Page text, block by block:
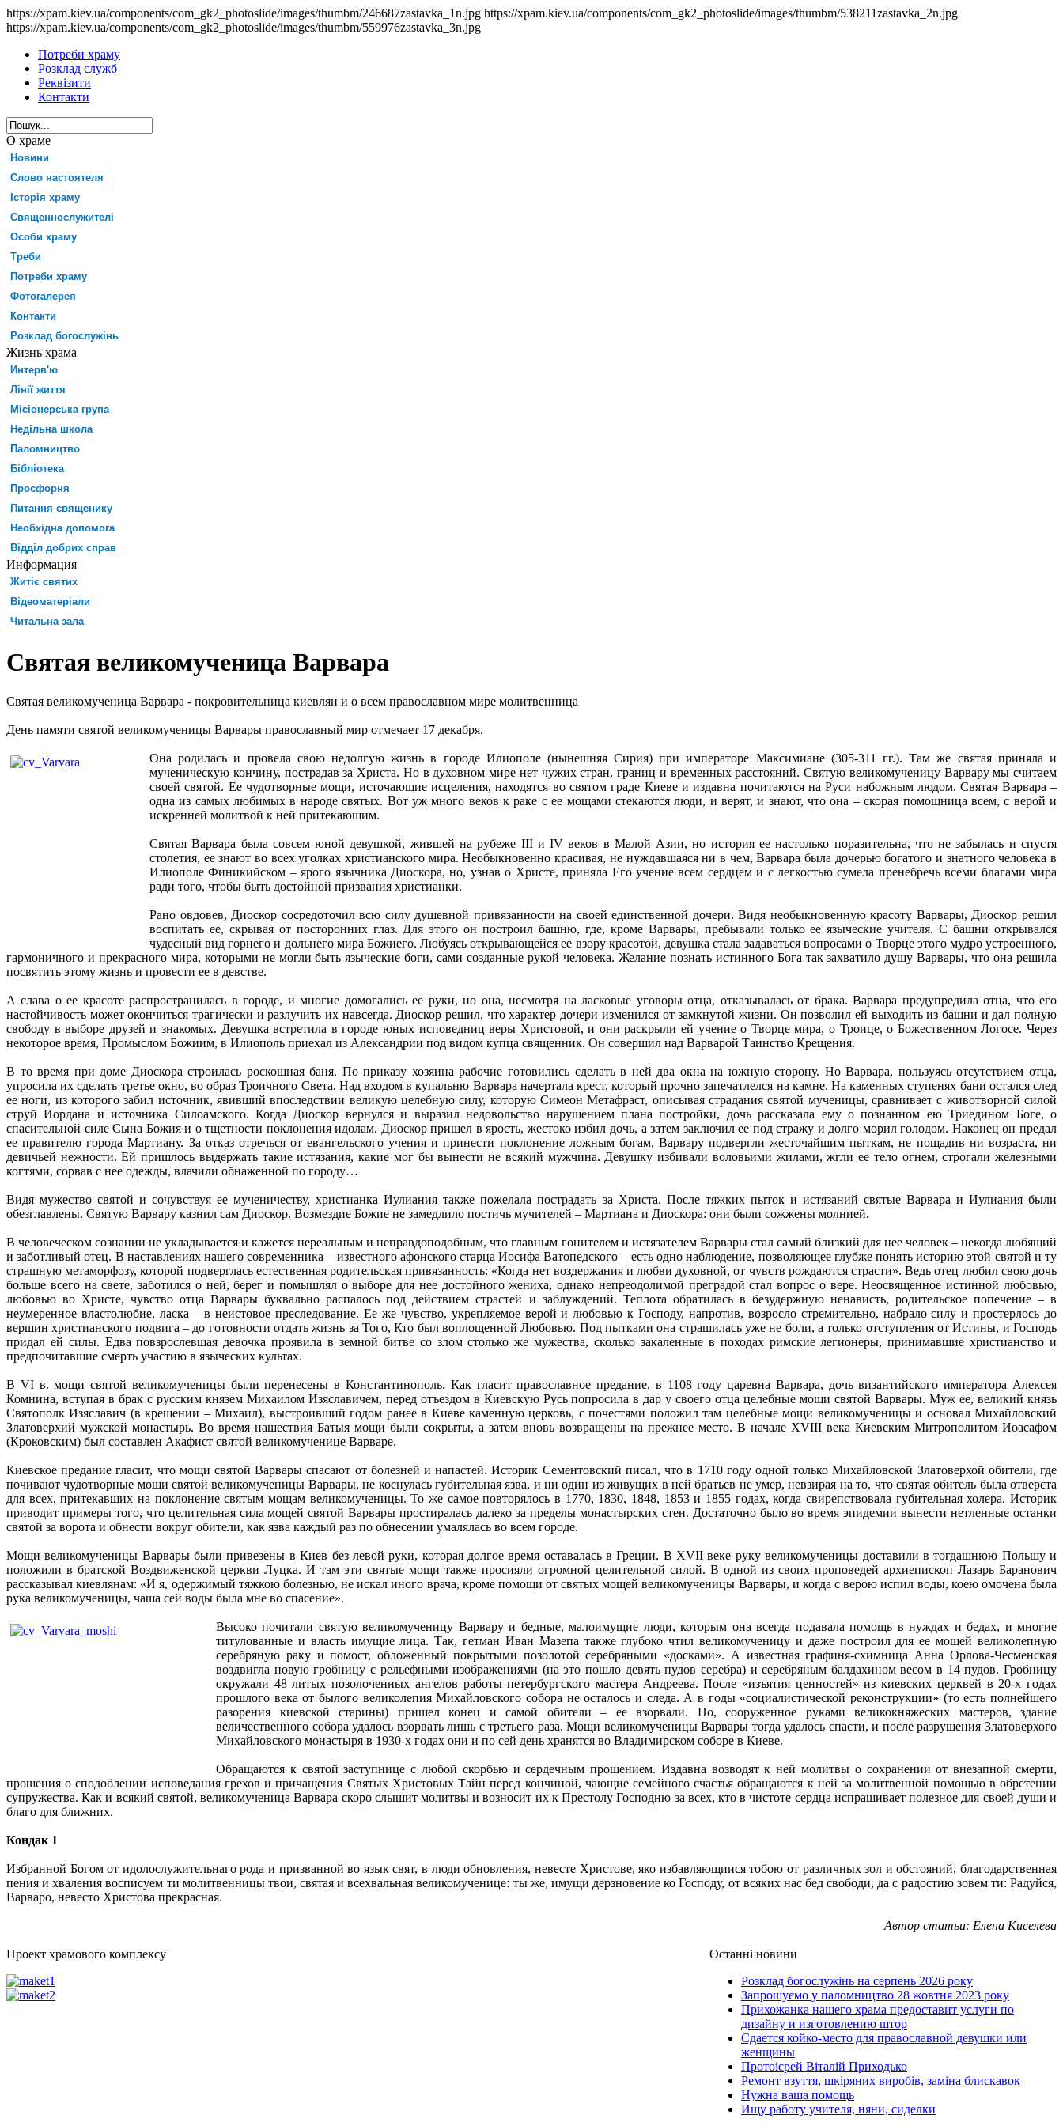
https://xpam.kiev.ua/components/com_gk2_photoslide/images/thumbm/246687zastavka_1n.jpg https://xpam.kiev.ua/components/com_gk2_photoslide/images/thumbm/538211zastavka_2n.jpg
https://xpam.kiev.ua/components/com_gk2_photoslide/images/thumbm/559976zastavka_3n.jpg
Потреби храму
Розклад служб
Реквізити
Контакти
О храме
Новини
Слово настоятеля
Історія храму
Священнослужителі
Особи храму
Треби
Потреби храму
Фотогалерея
Контакти
Розклад богослужінь
Жизнь храма
Интерв'ю
Лінії життя
Місіонерська група
Недільна школа
Паломництво
Бібліотека
Просфорня
Питання священику
Необхідна допомога
Відділ добрих справ
Информация
Житіє святих
Відеоматеріали
Читальна зала
Святая великомученица Варвара
Святая великомученица Варвара - покровительница киевлян и о всем православном мире молитвенница
День памяти святой великомученицы Варвары православный мир отмечает 17 декабря.
Она родилась и провела свою недолгую жизнь в городе Илиополе (нынешняя Сирия) при императоре Максимиане (305-311 гг.). Там же святая приняла и
мученическую кончину, пострадав за Христа. Но в духовном мире нет чужих стран, границ и временных расстояний. Святую великомученицу Варвару мы считаем
своей святой. Ее чудотворные мощи, источающие исцеления, находятся во святом граде Киеве и издавна почитаются на Руси набожным людом. Святая Варвара –
одна из самых любимых в народе святых. Вот уж много веков к раке с ее мощами стекаются люди, и верят, и знают, что она – скорая помощница всем, с верой и
искренней молитвой к ней притекающим.
Святая Варвара была совсем юной девушкой, жившей на рубеже III и IV веков в Малой Азии, но история ее настолько поразительна, что не забылась и спустя
столетия, ее знают во всех уголках христианского мира. Необыкновенно красивая, не нуждавшаяся ни в чем, Варвара была дочерью богатого и знатного человека в
Илиополе Финикийском – ярого язычника Диоскора, но, узнав о Христе, приняла Его учение всем сердцем и с легкостью сумела пренебречь всеми благами мира
ради того, чтобы быть достойной призвания христианки.
Рано овдовев, Диоскор сосредоточил всю силу душевной привязанности на своей единственной дочери. Видя необыкновенную красоту Варвары, Диоскор решил
воспитать ее, скрывая от посторонних глаз. Для этого он построил башню, где, кроме Варвары, пребывали только ее языческие учителя. С башни открывался
чудесный вид горнего и дольнего мира Божиего. Любуясь открывающейся ее взору красотой, девушка стала задаваться вопросами о Творце этого мудро устроенного,
гармоничного и прекрасного мира, которыми не могли быть языческие боги, сами созданные рукой человека. Желание познать истинного Бога так захватило душу Варвары, что она решила
посвятить этому жизнь и провести ее в девстве.
А слава о ее красоте распространилась в городе, и многие домогались ее руки, но она, несмотря на ласковые уговоры отца, отказывалась от брака. Варвара предупредила отца, что его
настойчивость может окончиться трагически и разлучить их навсегда. Диоскор решил, что характер дочери изменился от замкнутой жизни. Он позволил ей выходить из башни и дал полную
свободу в выборе друзей и знакомых. Девушка встретила в городе юных исповедниц веры Христовой, и они раскрыли ей учение о Творце мира, о Троице, о Божественном Логосе. Через
некоторое время, Промыслом Божиим, в Илиополь приехал из Александрии под видом купца священник. Он совершил над Варварой Таинство Крещения.
В то время при доме Диоскора строилась роскошная баня. По приказу хозяина рабочие готовились сделать в ней два окна на южную сторону. Но Варвара, пользуясь отсутствием отца,
упросила их сделать третье окно, во образ Троичного Света. Над входом в купальню Варвара начертала крест, который прочно запечатлелся на камне. На каменных ступенях бани остался след
ее ноги, из которого забил источник, явивший впоследствии великую целебную силу, которую Симеон Метафраст, описывая страдания святой мученицы, сравнивает с животворной силой
струй Иордана и источника Силоамского. Когда Диоскор вернулся и выразил недовольство нарушением плана постройки, дочь рассказала ему о познанном ею Триедином Боге, о
спасительной силе Сына Божия и о тщетности поклонения идолам. Диоскор пришел в ярость, жестоко избил дочь, а затем заключил ее под стражу и долго морил голодом. Наконец он предал
ее правителю города Мартиану. За отказ отречься от евангельского учения и принести поклонение ложным богам, Варвару подвергли жесточайшим пыткам, не пощадив ни возраста, ни
девичьей нежности. Ей пришлось выдержать такие истязания, какие мог бы вынести не всякий мужчина. Девушку избивали воловьими жилами, жгли ее тело огнем, строгали железными
когтями, сорвав с нее одежды, влачили обнаженной по городу…
Видя мужество святой и сочувствуя ее мученичеству, христианка Иулиания также пожелала пострадать за Христа. После тяжких пыток и истязаний святые Варвара и Иулиания были
обезглавлены. Святую Варвару казнил сам Диоскор. Возмездие Божие не замедлило постичь мучителей – Мартиана и Диоскора: они были сожжены молнией.
В человеческом сознании не укладывается и кажется нереальным и неправдоподобным, что главным гонителем и истязателем Варвары стал самый близкий для нее человек – некогда любящий
и заботливый отец. В наставлениях нашего современника – известного афонского старца Иосифа Ватопедского – есть одно наблюдение, позволяющее глубже понять историю этой святой и ту
страшную метаморфозу, которой подверглась естественная родительская привязанность: «Когда нет воздержания и любви духовной, от чувств рождаются страсти». Ведь отец любил свою дочь
больше всего на свете, заботился о ней, берег и помышлял о выборе для нее достойного жениха, однако непреодолимой преградой стал вопрос о вере. Неосвященное истинной любовью,
любовью во Христе, чувство отца Варвары буквально распалось под действием страстей и заблуждений. Теплота обратилась в безудержную ненависть, родительское попечение – в
неумеренное властолюбие, ласка – в неистовое преследование. Ее же чувство, укрепляемое верой и любовью к Господу, напротив, возросло стремительно, набрало силу и простерлось до
вершин христианского подвига – до готовности отдать жизнь за Того, Кто был воплощенной Любовью. Под пытками она страшилась уже не боли, а только отступления от Истины, и Господь
придал ей силы. Едва повзрослевшая девочка проявила в земной битве со злом столько же мужества, сколько закаленные в походах римские легионеры, принимавшие христианство и
предпочитавшие смерть участию в языческих культах.
В VI в. мощи святой великомученицы были перенесены в Константинополь. Как гласит православное предание, в 1108 году царевна Варвара, дочь византийского императора Алексея
Комнина, вступая в брак с русским князем Михаилом Изяславичем, перед отъездом в Киевскую Русь попросила в дар у своего отца целебные мощи святой Варвары. Муж ее, великий князь
Святополк Изяславич (в крещении – Михаил), выстроивший годом ранее в Киеве каменную церковь, с почестями положил там целебные мощи великомученицы и основал Михайловский
Златоверхий мужской монастырь. Во время нашествия Батыя мощи были сокрыты, а затем вновь возвращены на прежнее место. В начале XVIII века Киевским Митрополитом Иоасафом
(Кроковским) был составлен Акафист святой великомученице Варваре.
Киевское предание гласит, что мощи святой Варвары спасают от болезней и напастей. Историк Сементовский писал, что в 1710 году одной только Михайловской Златоверхой обители, где
почивают чудотворные мощи святой великомученицы Варвары, не коснулась губительная язва, и ни один из живущих в ней братьев не умер, невзирая на то, что святая обитель была отверста
для всех, притекавших на поклонение святым мощам великомученицы. То же самое повторялось в 1770, 1830, 1848, 1853 и 1855 годах, когда свирепствовала губительная холера. Историк
приводит примеры того, что целительная сила мощей святой Варвары простиралась далеко за пределы монастырских стен. Достаточно было во время эпидемии вынести нетленные останки
святой за ворота и обнести вокруг обители, как язва каждый раз по обнесении умалялась во всем городе.
Мощи великомученицы Варвары были привезены в Киев без левой руки, которая долгое время оставалась в Греции. В XVII веке руку великомученицы доставили в тогдашнюю Польшу и
положили в братской Воздвиженской церкви Луцка. И там эти святые мощи также просияли огромной целительной силой. В одной из своих проповедей архиепископ Лазарь Баранович
рассказывал киевлянам: «И я, одержимый тяжкою болезнью, не искал иного врача, кроме помощи от святых мощей великомученицы Варвары, и когда с верою испил воды, коею омочена была
рука великомученицы, чаша сей воды была мне во спасение».
Высоко почитали святую великомученицу Варвару и бедные, малоимущие люди, которым она всегда подавала помощь в нуждах и бедах, и многие
титулованные и власть имущие лица. Так, гетман Иван Мазепа также глубоко чтил великомученицу и даже построил для ее мощей великолепную
серебряную раку и помост, обложенный покрытыми позолотой серебряными «досками». А известная графиня-схимница Анна Орлова-Чесменская
воздвигла новую гробницу с рельефными изображениями (на это пошло девять пудов серебра) и серебряным балдахином весом в 14 пудов. Гробницу
окружали 48 литых позолоченных ангелов работы петербургского мастера Андреева. После «изъятия ценностей» из киевских церквей в 20-х годах
прошлого века от былого великолепия Михайловского собора не осталось и следа. А в годы «социалистической реконструкции» (то есть полнейшего
разорения киевской старины) пришел конец и самой обители – ее взорвали. Но, сооруженное руками великокняжеских мастеров, здание
величественного собора удалось взорвать лишь с третьего раза. Мощи великомученицы Варвары тогда удалось спасти, и после разрушения Златоверхого
Михайловского монастыря в 1930-х годах они и по сей день хранятся во Владимирском соборе в Киеве.
Обращаются к святой заступнице с любой скорбью и сердечным прошением. Издавна возводят к ней молитвы о сохранении от внезапной смерти,
прошения о сподоблении исповедания грехов и причащения Святых Христовых Тайн перед кончиной, чающие семейного счастья обращаются к ней за молитвенной помощью в обретении
супружества. Как и всякий святой, великомученица Варвара скоро слышит молитвы и возносит их к Престолу Господню за всех, кто в чистоте сердца испрашивает полезное для своей души и
благо для ближних.
Кондак 1
Избранной Богом от идолослужительнаго рода и призванной во язык свят, в люди обновления, невесте Христове, яко избавляющиися тобою от различных зол и обстояний, благодарственная
пения и хваления восписуем ти молитвенницы твои, святая и всехвальная великомученице: ты же, имущи дерзновение ко Господу, от всяких нас бед свободи, да с радостию зовем ти: Радуйся,
Варваро, невесто Христова прекрасная.
Автор статьи: Елена Киселева
Проект храмового комплексу
Останні новини
Розклад богослужінь на серпень 2026 року
Запрошуємо у паломництво 28 жовтня 2023 року
Прихожанка нашего храма предоставит услуги по
дизайну и изготовлению штор
Сдается койко-место для православной девушки или
женщины
Протоієрей Віталій Приходько
Ремонт взуття, шкіряних виробів, заміна блискавок
Нужна ваша помощь
Ищу работу учителя, няни, сиделки